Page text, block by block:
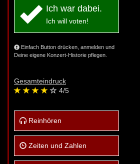
Ich war dabei.
Ich will voten!
Einfach Button drücken, anmelden und
Deine eigene Konzert-Historie pflegen.
Gesamteindruck
4/5
Reinhören
Zeiten und Zahlen